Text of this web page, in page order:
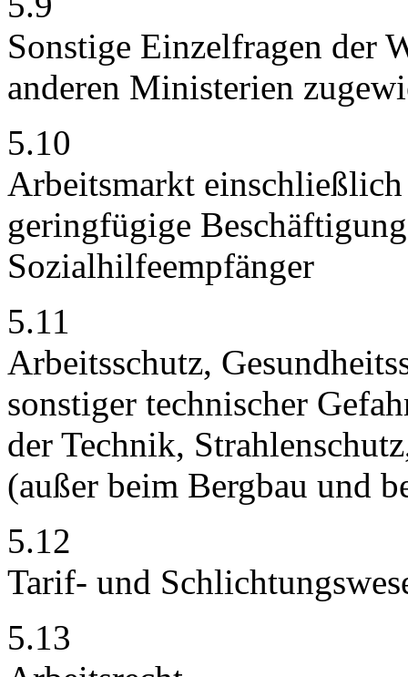
Sonstige Einzelfragen der
anderen Ministerien
5.10
Arbeitsmarkt
geringfügige
Sozialhilfeempfänger
5.11
Arbeitsschutz,
sonstiger technischer
der Technik,
(außer beim Bergbau und
5.12
Tarif- und
5.13